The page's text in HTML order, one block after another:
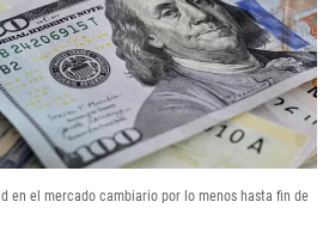
en el mercado cambiario por lo menos hasta fin de